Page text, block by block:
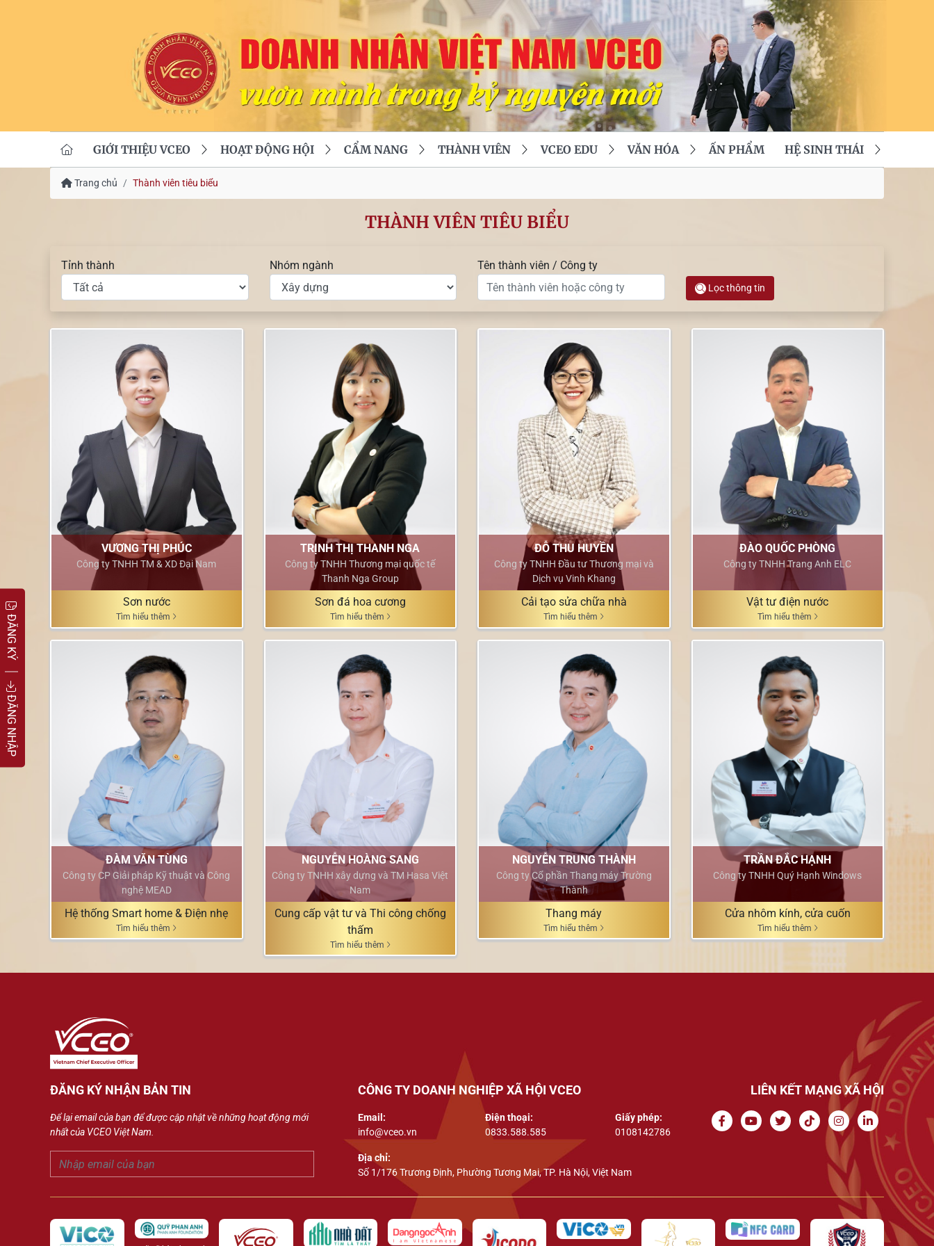
GIỚI THIỆU VCEO HOẠT ĐỘNG HỘI CẨM NANG THÀNH VIÊN VCEO EDU VĂN HÓA ẤN PHẨM HỆ SINH THÁI
Trang chủ Thành viên tiêu biểu
THÀNH VIÊN TIÊU BIỂU
Tỉnh thành Nhóm ngành Tên thành viên / Công ty
Lọc thông tin
VƯƠNG THỊ PHÚC
Công ty TNHH TM & XD Đại Nam
Sơn nước
Tìm hiểu thêm
TRỊNH THỊ THANH NGA
Công ty TNHH Thương mại quốc tế
Thanh Nga Group
Sơn đá hoa cương
Tìm hiểu thêm
ĐỖ THU HUYỀN
Công ty TNHH Đầu tư Thương mại và
Dịch vụ Vinh Khang
Cải tạo sửa chữa nhà
Tìm hiểu thêm
ĐÀO QUỐC PHÒNG
Công ty TNHH Trang Anh ELC
Vật tư điện nước
Tìm hiểu thêm
ĐÀM VĂN TÙNG
Công ty CP Giải pháp Kỹ thuật và Công
nghệ MEAD
Hệ thống Smart home & Điện nhẹ
Tìm hiểu thêm
NGUYỄN HOÀNG SANG
Công ty TNHH xây dựng và TM Hasa Việt
Nam
Cung cấp vật tư và Thi công chống
thấm
Tìm hiểu thêm
NGUYỄN TRUNG THÀNH
Công ty Cổ phần Thang máy Trường
Thành
Thang máy
Tìm hiểu thêm
TRẦN ĐẮC HẠNH
Công ty TNHH Quý Hạnh Windows
Cửa nhôm kính, cửa cuốn
Tìm hiểu thêm
ĐĂNG KÝ NHẬN BẢN TIN
Để lại email của bạn để được cập nhật về những hoạt động mới
nhất của VCEO Việt Nam.
CÔNG TY DOANH NGHIỆP XÃ HỘI VCEO
Email:
info@vceo.vn
Điện thoại:
0833.588.585
Giấy phép:
0108142786
Địa chỉ:
Số 1/176 Trương Định, Phường Tương Mai, TP. Hà Nội, Việt Nam
LIÊN KẾT MẠNG XÃ HỘI
ĐĂNG KÝ
ĐĂNG NHẬP